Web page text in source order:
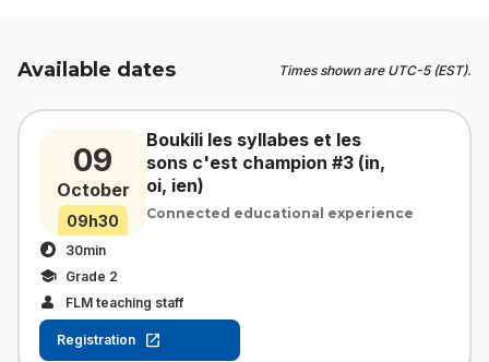
Available dates Times shown are UTC-5 (EST).
09
October
09h30
Boukili les syllabes et les
sons c'est champion #3 (in,
oi, ien)
Connected educational experience
30min
Grade 2
FLM teaching staff
Registration